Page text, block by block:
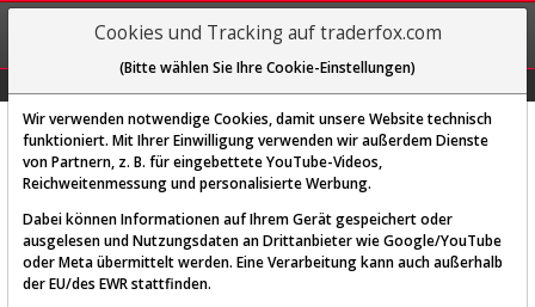
REGIS-
TRIEREN
Diese Funktion ist nur für
Cookies und Tracking auf traderfox.com
(Bitte wählen Sie Ihre Cookie-Einstellungen)
Wir verwenden notwendige Cookies, damit unsere Website technisch
funktioniert. Mit Ihrer Einwilligung verwenden wir außerdem Dienste
von Partnern, z. B. für eingebettete YouTube-Videos,
Reichweitenmessung und personalisierte Werbung.
Dabei können Informationen auf Ihrem Gerät gespeichert oder
ausgelesen und Nutzungsdaten an Drittanbieter wie Google/YouTube
oder Meta übermittelt werden. Eine Verarbeitung kann auch außerhalb
der EU/des EWR stattfinden.